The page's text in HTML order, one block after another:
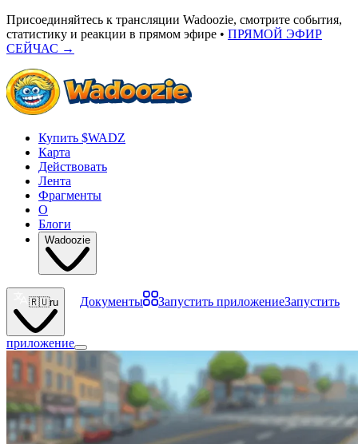
Присоединяйтесь к трансляции Wadoozie, смотрите события,
статистику и реакции в прямом эфире • ПРЯМОЙ ЭФИР
СЕЙЧАС →
Купить $WADZ
Карта
Действовать
Лента
Фрагменты
О
Блоги
Wadoozie
🇷🇺ru Документы Запустить приложениеЗапустить
приложение